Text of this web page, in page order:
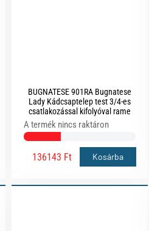
BUGNATESE 901RA Bugnatese
Lady Kádcsaptelep test 3/4-es
csatlakozással kifolyóval rame
színben
A termék nincs raktáron
136143 Ft Kosárba